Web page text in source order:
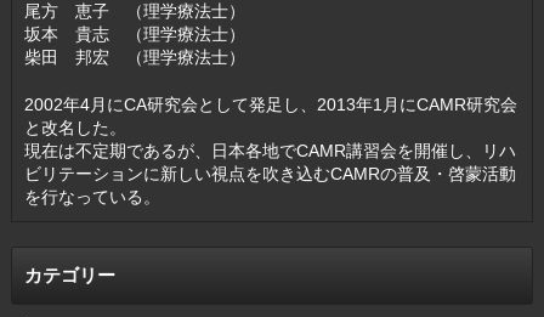
尾方 恵子 （理学療法士）
坂本 貴志 （理学療法士）
柴田 邦宏 （理学療法士）
2002年4月にCA研究会として発足し、2013年1月にCAMR研究会
と改名した。
現在は不定期であるが、日本各地でCAMR講習会を開催し、リハ
ビリテーションに新しい視点を吹き込むCAMRの普及・啓蒙活動
を行なっている。
カテゴリー